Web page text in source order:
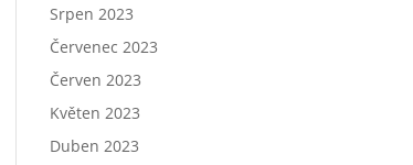
Srpen 2023
Červenec 2023
Červen 2023
Květen 2023
Duben 2023